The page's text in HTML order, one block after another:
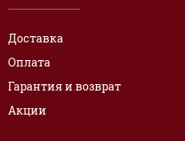
Доставка
Оплата
Гарантия и возврат
Акции